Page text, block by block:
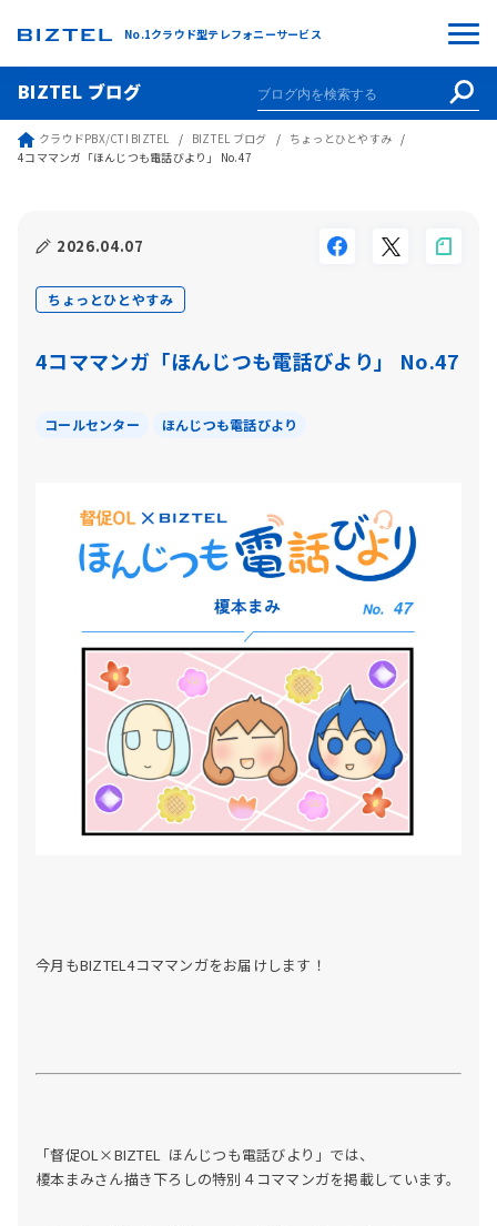
No.1クラウド型テレフォニーサービス
BIZTEL ブログ
クラウドPBX/CTI BIZTEL BIZTEL ブログ
ちょっとひとやすみ
4コママンガ「ほんじつも電話びより」 No.47
2026.04.07
ちょっとひとやすみ
4コママンガ「ほんじつも電話びより」 No.47
コールセンター ほんじつも電話びより
今月もBIZTEL4コママンガをお届けします！
「督促OL×BIZTEL ほんじつも電話びより」では、
榎本まみさん描き下ろしの特別４コママンガを掲載しています。